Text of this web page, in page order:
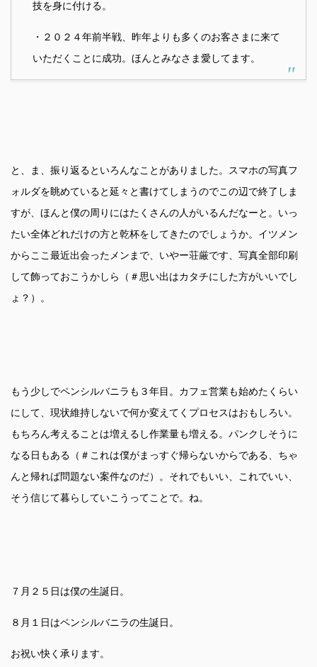
技を身に付ける。
・２０２４年前半戦、昨年よりも多くのお客さまに来て
いただくことに成功。ほんとみなさま愛してます。
と、ま、振り返るといろんなことがありました。スマホの写真フ
ォルダを眺めていると延々と書けてしまうのでこの辺で終了しま
すが、ほんと僕の周りにはたくさんの人がいるんだなーと。いっ
たい全体どれだけの方と乾杯をしてきたのでしょうか。イツメン
からここ最近出会ったメンまで、いやー荘厳です、写真全部印刷
して飾っておこうかしら（＃思い出はカタチにした方がいいでし
ょ？）。
もう少しでペンシルバニラも３年目。カフェ営業も始めたくらい
にして、現状維持しないで何か変えてくプロセスはおもしろい。
もちろん考えることは増えるし作業量も増える。パンクしそうに
なる日もある（＃これは僕がまっすぐ帰らないからである、ちゃ
んと帰れば問題ない案件なのだ）。それでもいい、これでいい、
そう信じて暮らしていこうってことで。ね。
７月２５日は僕の生誕日。
８月１日はペンシルバニラの生誕日。
お祝い快く承ります。